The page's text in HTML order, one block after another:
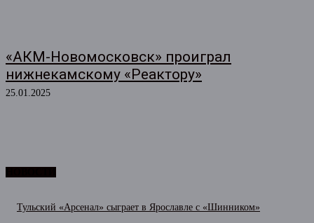
«АКМ-Новомосковск» проиграл
нижнекамскому «Реактору»
25.01.2025
Тульский «Арсенал» сыграет в Ярославле с «Шинником»